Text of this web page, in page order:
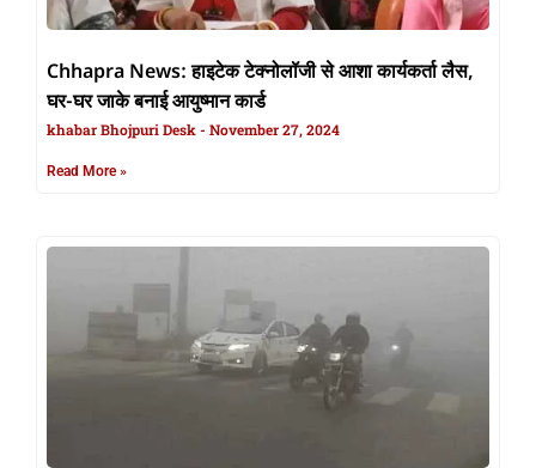
Chhapra News: हाइटेक टेक्नोलॉजी से आशा कार्यकर्ता लैस,
घर-घर जाके बनाई आयुष्मान कार्ड
khabar Bhojpuri Desk November 27, 2024
Read More »